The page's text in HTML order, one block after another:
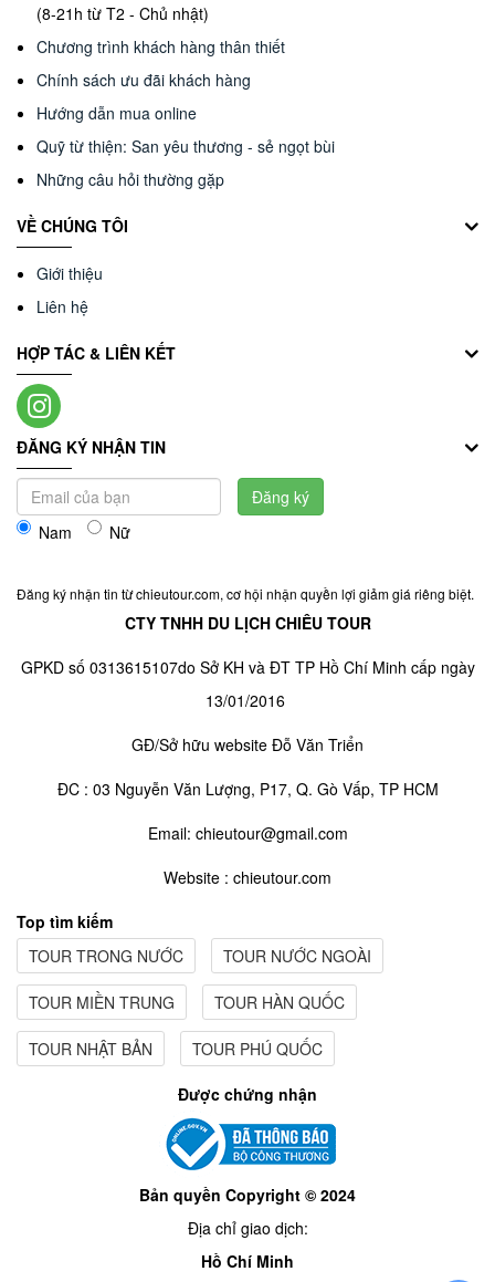
(8-21h từ T2 - Chủ nhật)
Chương trình khách hàng thân thiết
Chính sách ưu đãi khách hàng
Hướng dẫn mua online
Quỹ từ thiện: San yêu thương - sẻ ngọt bùi
Những câu hỏi thường gặp
VỀ CHÚNG TÔI
Giới thiệu
Liên hệ
HỢP TÁC & LIÊN KẾT
ĐĂNG KÝ NHẬN TIN
Nam Nữ
Đăng ký
Đăng ký nhận tin từ chieutour.com, cơ hội nhận quyền lợi giảm giá riêng biệt.
CTY TNHH DU LỊCH CHIÊU TOUR
GPKD số 0313615107do Sở KH và ĐT TP Hồ Chí Minh cấp ngày
13/01/2016
GĐ/Sở hữu website Đỗ Văn Triển
ĐC : 03 Nguyễn Văn Lượng, P17, Q. Gò Vấp, TP HCM
Email: chieutour@gmail.com
Website : chieutour.com
Top tìm kiếm
TOUR TRONG NƯỚC
TOUR NƯỚC NGOÀI
TOUR MIỀN TRUNG TOUR HÀN QUỐC
TOUR NHẬT BẢN TOUR PHÚ QUỐC
Được chứng nhận
Bản quyền Copyright © 2024
Địa chỉ giao dịch:
Hồ Chí Minh